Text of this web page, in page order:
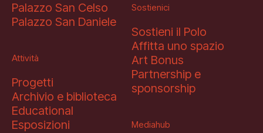
Palazzo San Celso
Palazzo San Daniele
Attività
Progetti
Archivio e biblioteca
Educational
Esposizioni
Sostienici
Sostieni il Polo
Affitta uno spazio
Art Bonus
Partnership e
sponsorship
Mediahub